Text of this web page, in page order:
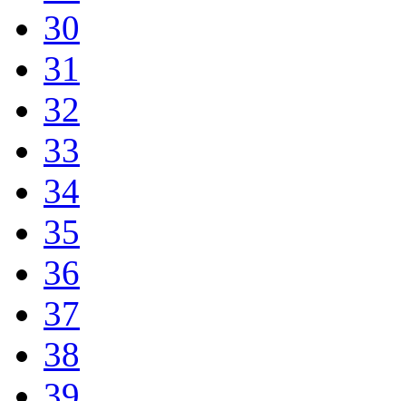
30
31
32
33
34
35
36
37
38